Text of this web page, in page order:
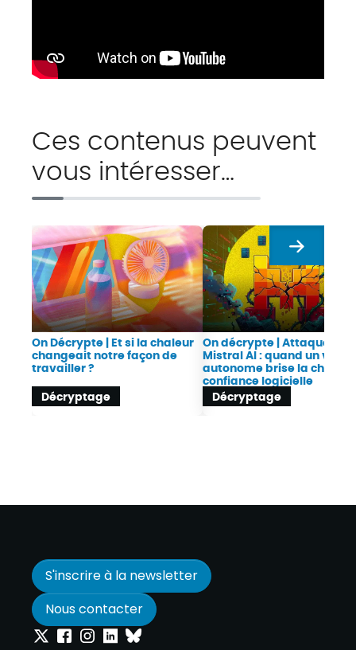
Ces contenus peuvent
vous intéresser…
On Décrypte | Et si la chaleur
changeait notre façon de
travailler ?
Décryptage
On décrypte | Attaque
Mistral AI : quand un ver
autonome brise la chaîne
confiance logicielle
Décryptage
Suivant
S'inscrire à la newsletter
Nous contacter
Onepoint sur Twitter
Onepoint sur Facebook
Onepoint sur Instagram
Onepoint sur Linkedin
Onepoint sur Bluesky